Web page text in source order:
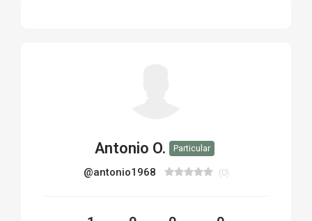
Antonio O. Particular
@antonio1968 (0)